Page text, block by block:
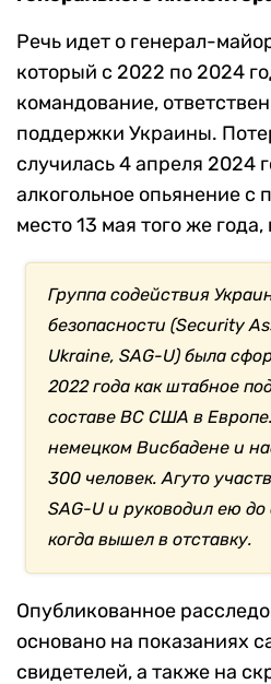
Речь идет о генерал-
который с 2022 по 2024
командование,
поддержки Украины.
случилась 4 апреля 2024
алкогольное опьянение с
место 13 мая того же года,
Группа содействия
безопасности (Security
Ukraine, SAG-U) была
2022 года как штабное
составе ВС США в
немецком Висбадене и
300 человек. Агуто
SAG-U и руководил ею до
когда вышел в отставку.
Опубликованное
основано на показаниях
свидетелей, а также на